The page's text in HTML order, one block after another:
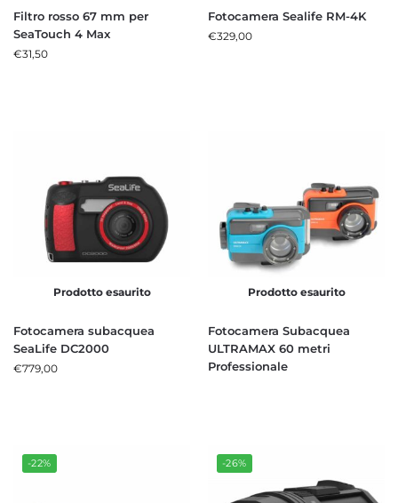
Filtro rosso 67 mm per
SeaTouch 4 Max
€31,50
Fotocamera Sealife RM-4K
€329,00
Prodotto esaurito
Fotocamera subacquea
SeaLife DC2000
€779,00
Prodotto esaurito
Fotocamera Subacquea
ULTRAMAX 60 metri
Professionale
-22% -26%